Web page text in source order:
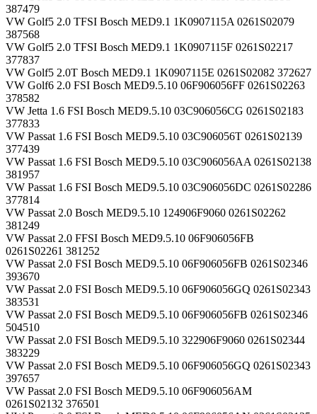
387479
VW Golf5 2.0 TFSI Bosch MED9.1 1K0907115A 0261S02079
387568
VW Golf5 2.0 TFSI Bosch MED9.1 1K0907115F 0261S02217
377837
VW Golf5 2.0T Bosch MED9.1 1K0907115E 0261S02082 372627
VW Golf6 2.0 FSI Bosch MED9.5.10 06F906056FF 0261S02263
378582
VW Jetta 1.6 FSI Bosch MED9.5.10 03C906056CG 0261S02183
377833
VW Passat 1.6 FSI Bosch MED9.5.10 03C906056T 0261S02139
377439
VW Passat 1.6 FSI Bosch MED9.5.10 03C906056AA 0261S02138
381957
VW Passat 1.6 FSI Bosch MED9.5.10 03C906056DC 0261S02286
377814
VW Passat 2.0 Bosch MED9.5.10 124906F9060 0261S02262
381249
VW Passat 2.0 FFSI Bosch MED9.5.10 06F906056FB
0261S02261 381252
VW Passat 2.0 FSI Bosch MED9.5.10 06F906056FB 0261S02346
393670
VW Passat 2.0 FSI Bosch MED9.5.10 06F906056GQ 0261S02343
383531
VW Passat 2.0 FSI Bosch MED9.5.10 06F906056FB 0261S02346
504510
VW Passat 2.0 FSI Bosch MED9.5.10 322906F9060 0261S02344
383229
VW Passat 2.0 FSI Bosch MED9.5.10 06F906056GQ 0261S02343
397657
VW Passat 2.0 FSI Bosch MED9.5.10 06F906056AM
0261S02132 376501